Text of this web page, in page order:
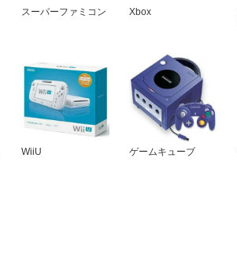
スーパーファミコン Xbox
WiiU ゲームキューブ